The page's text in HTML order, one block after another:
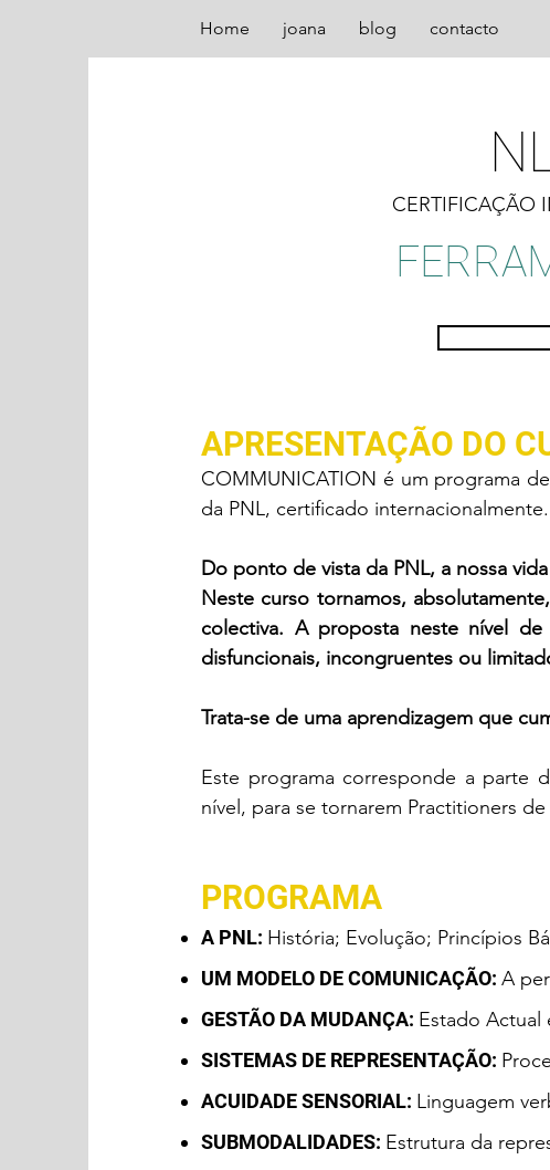
Home joana blog contacto
CERTIFICAÇÃO
APRESENTAÇÃO DO
COMMUNICATION é um programa
da PNL, certificado internacionalmente.
Do ponto de vista da PNL, a nossa
Neste curso tornamos,
colectiva. A proposta neste nível
disfuncionais, incongruentes ou
Trata-se de uma aprendizagem que
Este programa corresponde a parte
nível, para se tornarem Practitioners de
PROGRAMA
A PNL: História; Evolução; Princípios
UM MODELO DE COMUNICAÇÃO: A
GESTÃO DA MUDANÇA: Estado Actual
SISTEMAS DE REPRESENTAÇÃO:
ACUIDADE SENSORIAL: Linguagem
SUBMODALIDADES: Estrutura da